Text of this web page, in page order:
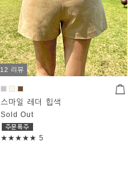
12 리뷰
스마일 레더 힙색
Sold Out
★★★★★ 5